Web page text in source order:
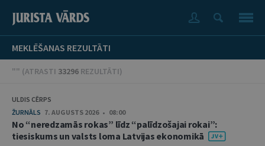
MEKLĒŠANAS REZULTĀTI
"" (ATRASTI 33296 REZULTĀTI)
ULDIS CĒRPS
ŽURNĀLS 7. AUGUSTS 2026 • 08:00
No “neredzamās rokas” līdz “palīdzošajai rokai”:
tiesiskums un valsts loma Latvijas ekonomikā